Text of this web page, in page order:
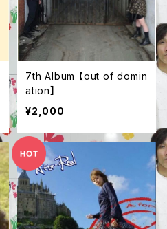
7th Album 【out of domin
ation】
¥2,000